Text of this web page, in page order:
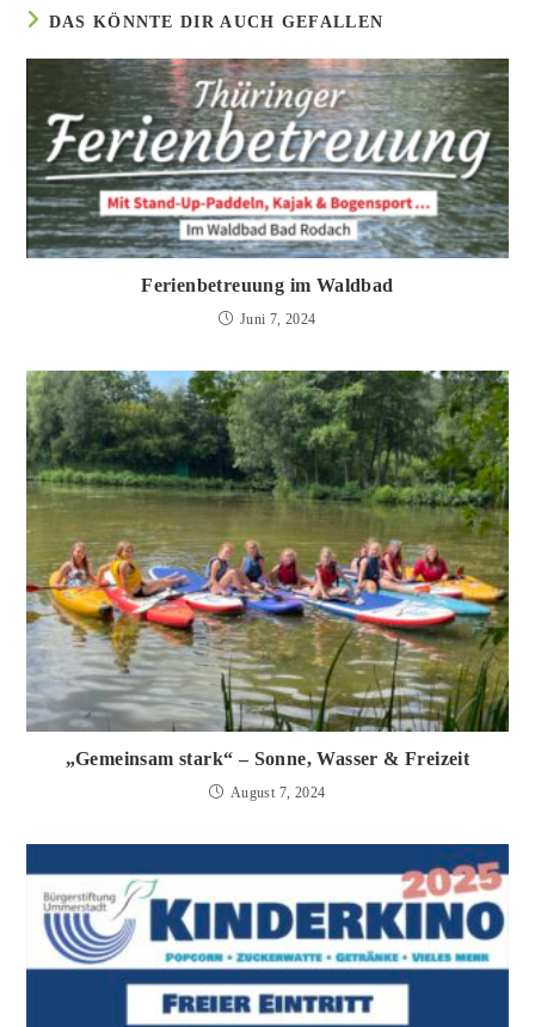
DAS KÖNNTE DIR AUCH GEFALLEN
Ferienbetreuung im Waldbad
Juni 7, 2024
„Gemeinsam stark“ – Sonne, Wasser & Freizeit
August 7, 2024